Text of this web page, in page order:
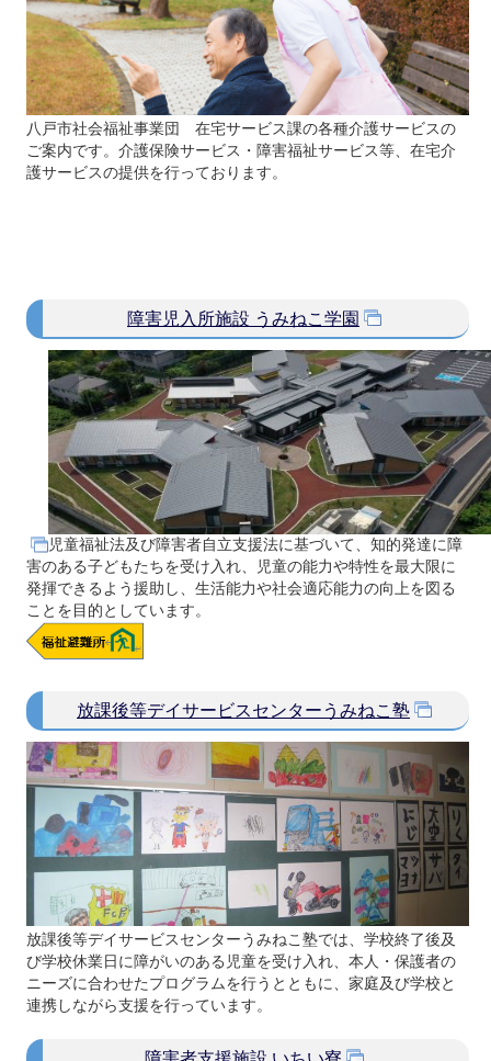
八戸市社会福祉事業団 在宅サービス課の各種介護サービスの
ご案内です。介護保険サービス・障害福祉サービス等、在宅介
護サービスの提供を行っております。
障害児入所施設 うみねこ学園
児童福祉法及び障害者自立支援法に基づいて、知的発達に障
害のある子どもたちを受け入れ、児童の能力や特性を最大限に
発揮できるよう援助し、生活能力や社会適応能力の向上を図る
ことを目的としています。
放課後等デイサービスセンターうみねこ塾
放課後等デイサービスセンターうみねこ塾では、学校終了後及
び学校休業日に障がいのある児童を受け入れ、本人・保護者の
ニーズに合わせたプログラムを行うとともに、家庭及び学校と
連携しながら支援を行っています。